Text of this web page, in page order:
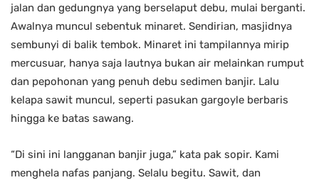
jalan dan gedungnya yang berselaput debu, mulai berganti.
Awalnya muncul sebentuk minaret. Sendirian, masjidnya
sembunyi di balik tembok. Minaret ini tampilannya mirip
mercusuar, hanya saja lautnya bukan air melainkan rumput
dan pepohonan yang penuh debu sedimen banjir. Lalu
kelapa sawit muncul, seperti pasukan gargoyle berbaris
hingga ke batas sawang.
“Di sini ini langganan banjir juga,” kata pak sopir. Kami
menghela nafas panjang. Selalu begitu. Sawit, dan